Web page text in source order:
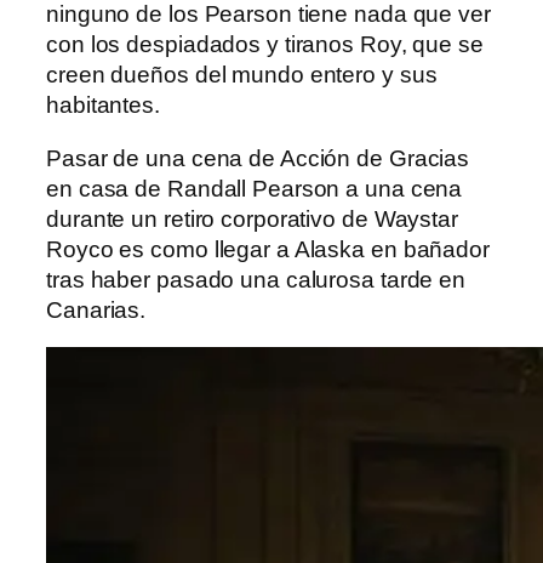
ninguno de los Pearson tiene nada que ver
con los despiadados y tiranos Roy, que se
creen dueños del mundo entero y sus
habitantes.
Pasar de una cena de Acción de Gracias
en casa de Randall Pearson a una cena
durante un retiro corporativo de Waystar
Royco es como llegar a Alaska en bañador
tras haber pasado una calurosa tarde en
Canarias.